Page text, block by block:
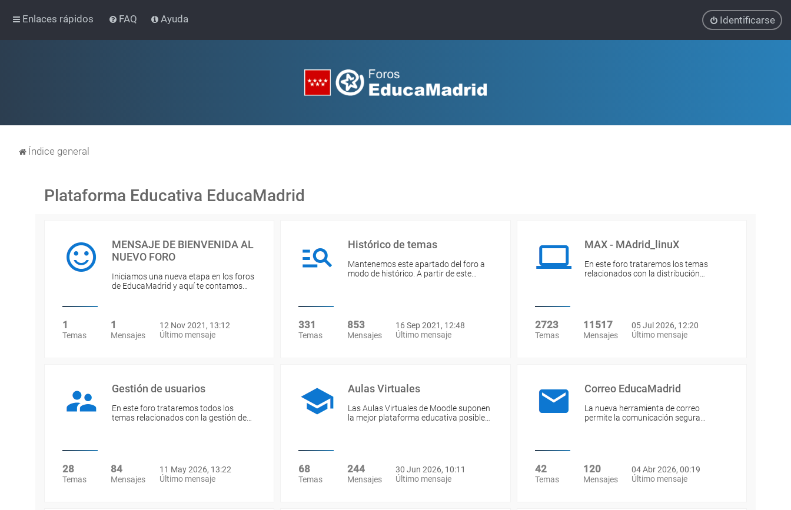
Enlaces rápidos FAQ Ayuda Identificarse
Índice general
Plataforma Educativa EducaMadrid
MENSAJE DE BIENVENIDA AL
NUEVO FORO
Iniciamos una nueva etapa en los foros
de EducaMadrid y aquí te contamos…
1
Temas
1
Mensajes
12 Nov 2021, 13:12
Último mensaje
Histórico de temas
Mantenemos este apartado del foro a
modo de histórico. A partir de este…
331
Temas
853
Mensajes
16 Sep 2021, 12:48
Último mensaje
MAX - MAdrid_linuX
En este foro trataremos los temas
relacionados con la distribución…
2723
Temas
11517
Mensajes
05 Jul 2026, 12:20
Último mensaje
Gestión de usuarios
En este foro trataremos todos los
temas relacionados con la gestión de…
28
Temas
84
Mensajes
11 May 2026, 13:22
Último mensaje
Aulas Virtuales
Las Aulas Virtuales de Moodle suponen
la mejor plataforma educativa posible…
68
Temas
244
Mensajes
30 Jun 2026, 10:11
Último mensaje
Correo EducaMadrid
La nueva herramienta de correo
permite la comunicación segura…
42
Temas
120
Mensajes
04 Abr 2026, 00:19
Último mensaje